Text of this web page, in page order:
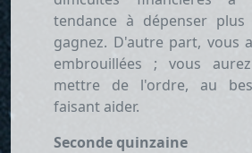
tendance à dépenser
gagnez. D'autre part, vous
embrouillées ; vous
mettre de l'ordre, au
faisant aider.
Seconde quinzaine